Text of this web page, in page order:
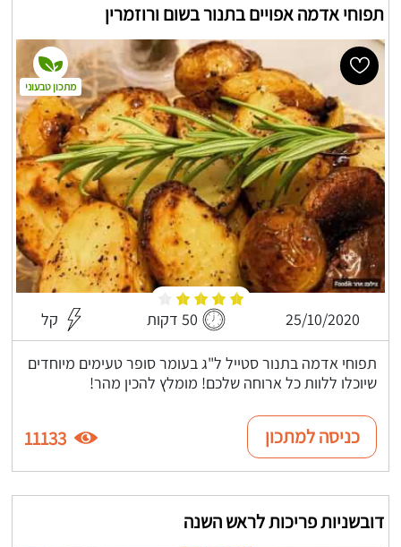
תפוחי אדמה אפויים בתנור בשום ורוזמרין
25/10/2020 50 דקות קל
תפוחי אדמה בתנור סטייל ל"ג בעומר סופר טעימים מיוחדים
שיוכלו ללוות כל ארוחה שלכם! מומלץ להכין מהר!
מתכון טבעוני
כניסה למתכון 11133
דובשניות פריכות לראש השנה